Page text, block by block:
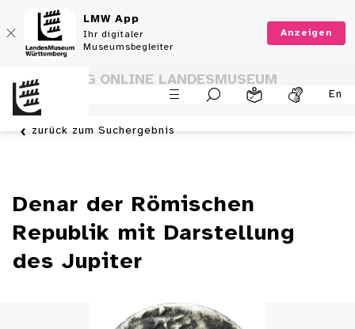
LMW App
Ihr digitaler
Museumsbegleiter
Anzeigen
En
SAMMLUNG ONLINE LANDESMUSEUM
WÜRTTEMBERG
zurück zum Suchergebnis
Denar der Römischen
Republik mit Darstellung
des Jupiter